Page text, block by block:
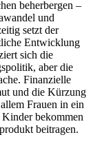
beherbergen –
und
setzt der
Entwicklung
sich die
aber die
Finanzielle
und die Kürzung
Frauen in ein
Kinder bekommen
beitragen.